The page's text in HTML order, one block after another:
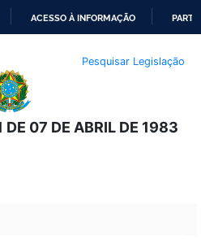
O
CONTEÚDO
ACESSO À INFORMAÇÃO
Pesquisar Legislação
DE 07 DE ABRIL DE 1983